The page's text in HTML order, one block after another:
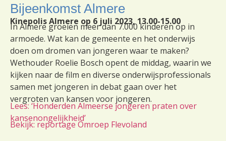
Bijeenkomst Almere
Kinepolis Almere op 6 juli 2023, 13.00-15.00
In Almere groeien meer dan 7.000 kinderen op in
armoede. Wat kan de gemeente en het onderwijs
doen om dromen van jongeren waar te maken?
Wethouder Roelie Bosch opent de middag, waarin we
kijken naar de film en diverse onderwijsprofessionals
samen met jongeren in debat gaan over het
vergroten van kansen voor jongeren.
Lees: ‘Honderden Almeerse jongeren praten over
kansenongelijkheid’
Bekijk: reportage Omroep Flevoland